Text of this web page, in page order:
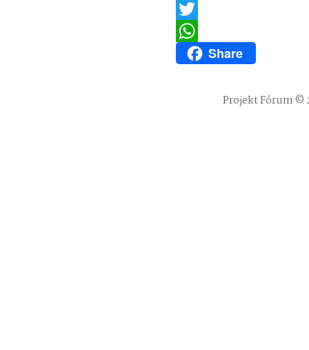
Email
Twitter
WhatsAppShare
Projekt Fórum ©